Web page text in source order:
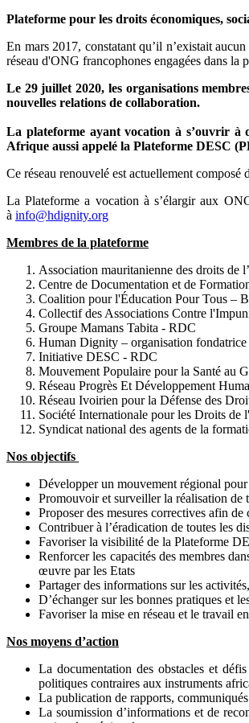
Plateforme pour les droits économiques,
En mars 2017, constatant qu’il n’existait
réseau d'ONG francophones engagées dans
Le 29 juillet 2020, les organisations
nouvelles relations de collaboration.
La plateforme ayant vocation à s’ouvrir à
Afrique aussi appelé la Plateforme DESC
Ce réseau renouvelé est actuellement
La Plateforme a vocation à s’élargir aux
à info@hdignity.org
Membres de la plateforme
Association mauritanienne des droits de
Centre de Documentation et de
Coalition pour l'Éducation Pour Tous –
Collectif des Associations Contre
Groupe Mamans Tabita - RDC
Human Dignity – organisation
Initiative DESC - RDC
Mouvement Populaire pour la Santé au
Réseau Progrès Et Développement
Réseau Ivoirien pour la Défense des
Société Internationale pour les Droits
Syndicat national des agents de la
Nos objectifs
Développer un mouvement régional
Promouvoir et surveiller la réalisation de
Proposer des mesures correctives afin
Contribuer à l’éradication de toutes les
Favoriser la visibilité de la Plateforme
Renforcer les capacités des membres
œuvre par les Etats
Partager des informations sur les
D’échanger sur les bonnes pratiques et
Favoriser la mise en réseau et le travail
Nos moyens d’action
La documentation des obstacles et
politiques contraires aux instruments
La publication de rapports,
La soumission d’informations et de